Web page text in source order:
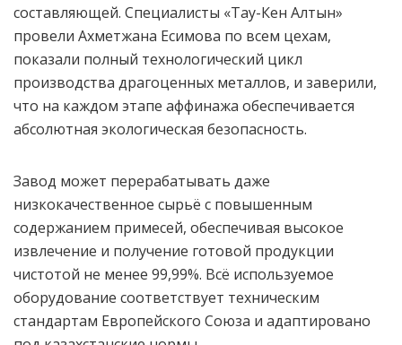
составляющей. Специалисты «Тау-Кен Алтын»
провели Ахметжана Есимова по всем цехам,
показали полный технологический цикл
производства драгоценных металлов, и заверили,
что на каждом этапе аффинажа обеспечивается
абсолютная экологическая безопасность.
Завод может перерабатывать даже
низкокачественное сырьё с повышенным
содержанием примесей, обеспечивая высокое
извлечение и получение готовой продукции
чистотой не менее 99,99%. Всё используемое
оборудование соответствует техническим
стандартам Европейского Союза и адаптировано